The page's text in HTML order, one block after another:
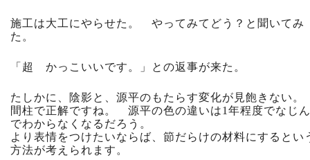
施工は大工にやらせた。 やってみてどう？と聞いてみ
た。
「超 かっこいいです。」との返事が来た。
たしかに、陰影と、源平のもたらす変化が見飽きない。
間柱で正解ですね。 源平の色の違いは1年程度でなじん
でわからなくなるだろう。
より表情をつけたいならば、節だらけの材料にするとい
方法が考えられます。